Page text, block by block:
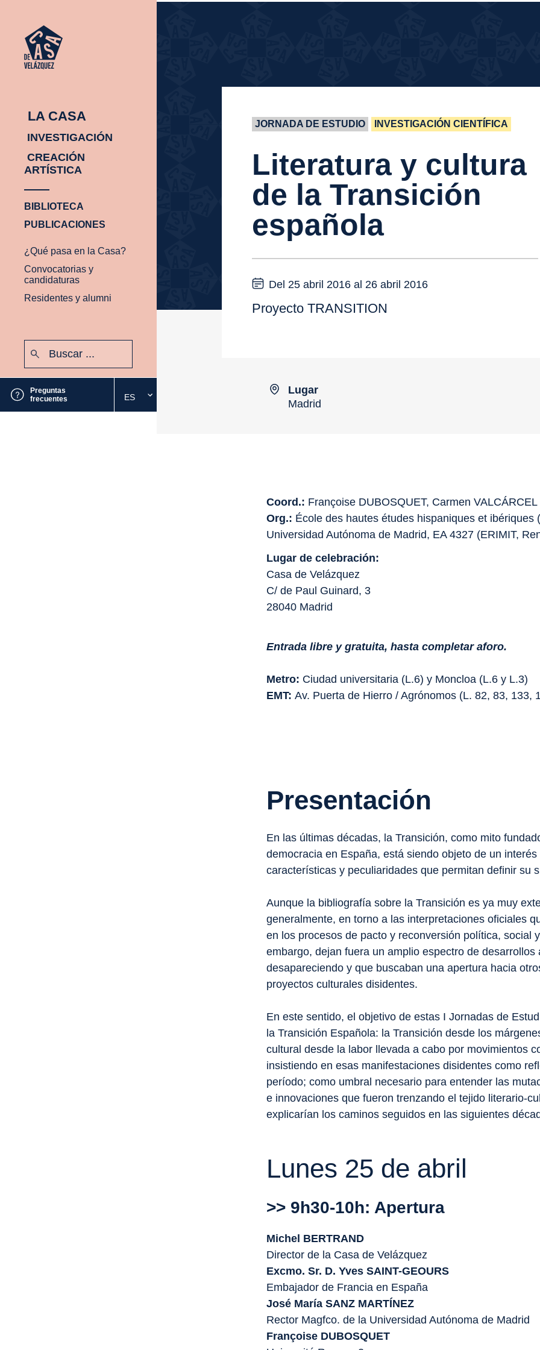
LA CASA
INVESTIGACIÓN
CREACIÓN
ARTÍSTICA
BIBLIOTECA
PUBLICACIONES
¿Qué pasa en la Casa?
Convocatorias y
candidaturas
Residentes y alumni
Preguntas
frecuentes
Seleccione
el
ES
JORNADA DE ESTUDIO INVESTIGACIÓN CIENTÍFICA
Literatura y cultura
de la Transición
española
Del 25 abril 2016 al 26 abril 2016
Proyecto TRANSITION
Lugar
Madrid
Coord.: Françoise DUBOSQUET, Carmen VALCÁRCEL
Org.: École des hautes études hispaniques et ibériques
Universidad Autónoma de Madrid, EA 4327 (ERIMIT,
Lugar de celebración:
Casa de Velázquez
C/ de Paul Guinard, 3
28040 Madrid
Entrada libre y gratuita, hasta completar aforo.
Metro: Ciudad universitaria (L.6) y Moncloa (L.6 y L.3)
EMT: Av. Puerta de Hierro / Agrónomos (L. 82, 83, 133,
Presentación
En las últimas décadas, la Transición, como mito
democracia en España, está siendo objeto de un
características y peculiaridades que permitan definir su
Aunque la bibliografía sobre la Transición es ya muy
generalmente, en torno a las interpretaciones oficiales
en los procesos de pacto y reconversión política, social
embargo, dejan fuera un amplio espectro de desarrollos
desapareciendo y que buscaban una apertura hacia
proyectos culturales disidentes.
En este sentido, el objetivo de estas I Jornadas de
la Transición Española: la Transición desde los
cultural desde la labor llevada a cabo por movimientos
insistiendo en esas manifestaciones disidentes como
período; como umbral necesario para entender las
e innovaciones que fueron trenzando el tejido literario-
explicarían los caminos seguidos en las siguientes
Lunes 25 de abril
>> 9h30-10h: Apertura
Michel BERTRAND
Director de la Casa de Velázquez
Excmo. Sr. D. Yves SAINT-GEOURS
Embajador de Francia en España
José María SANZ MARTÍNEZ
Rector Magfco. de la Universidad Autónoma de Madrid
Françoise DUBOSQUET